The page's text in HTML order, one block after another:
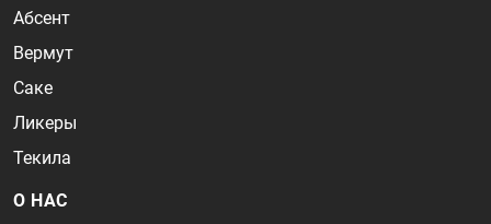
Абсент
Вермут
Саке
Ликеры
Текила
О НАС